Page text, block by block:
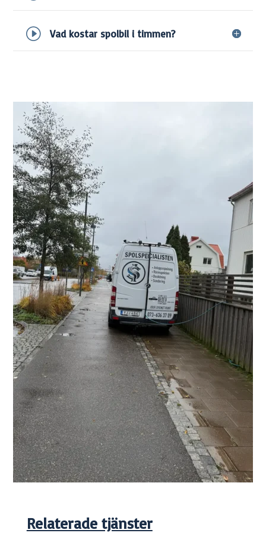
Vad kostar spolbil i timmen?
Relaterade tjänster